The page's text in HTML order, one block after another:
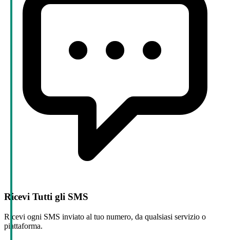
Ricevi Tutti gli SMS
Ricevi ogni SMS inviato al tuo numero, da qualsiasi servizio o
piattaforma.